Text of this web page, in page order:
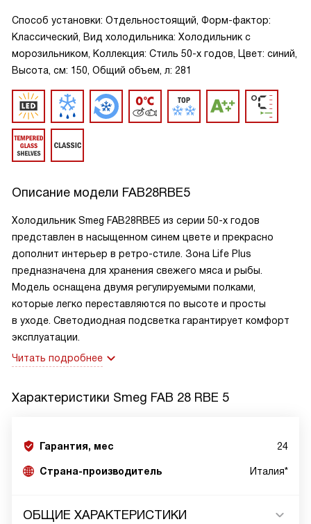
Способ установки: Отдельностоящий, Форм-фактор:
Классический, Вид холодильника: Холодильник с
морозильником, Коллекция: Стиль 50-х годов, Цвет: синий,
Высота, см: 150, Общий объем, л: 281
Описание модели FAB28RBE5
Холодильник Smeg FAB28RBE5 из серии 50-х годов
представлен в насыщенном синем цвете и прекрасно
дополнит интерьер в ретро-стиле. Зона Life Plus
предназначена для хранения свежего мяса и рыбы.
Модель оснащена двумя регулируемыми полками,
которые легко переставляются по высоте и просты
в уходе. Светодиодная подсветка гарантирует комфорт
эксплуатации.
Читать подробнее
Характеристики Smeg FAB 28 RBE 5
Гарантия, мес 24
Страна-производитель Италия*
ОБЩИЕ ХАРАКТЕРИСТИКИ